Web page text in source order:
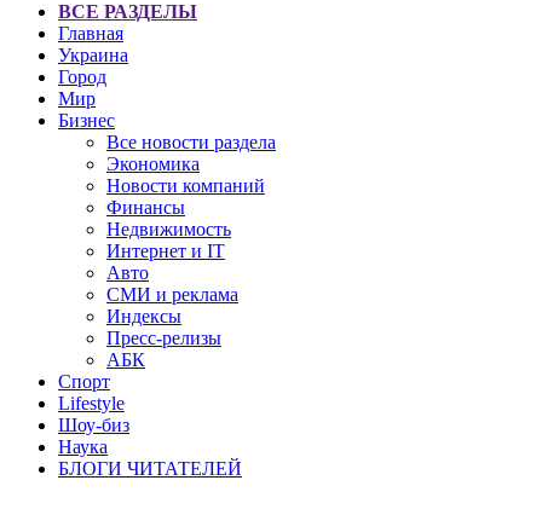
ВСЕ РАЗДЕЛЫ
Главная
Украина
Город
Мир
Бизнес
Все новости раздела
Экономика
Новости компаний
Финансы
Недвижимость
Интернет и IT
Авто
СМИ и реклама
Индексы
Пресс-релизы
АБК
Спорт
Lifestyle
Шоу-биз
Наука
БЛОГИ ЧИТАТЕЛЕЙ